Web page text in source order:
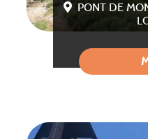
PONT DE